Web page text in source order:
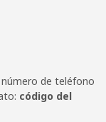
min por
número de teléfono
código del